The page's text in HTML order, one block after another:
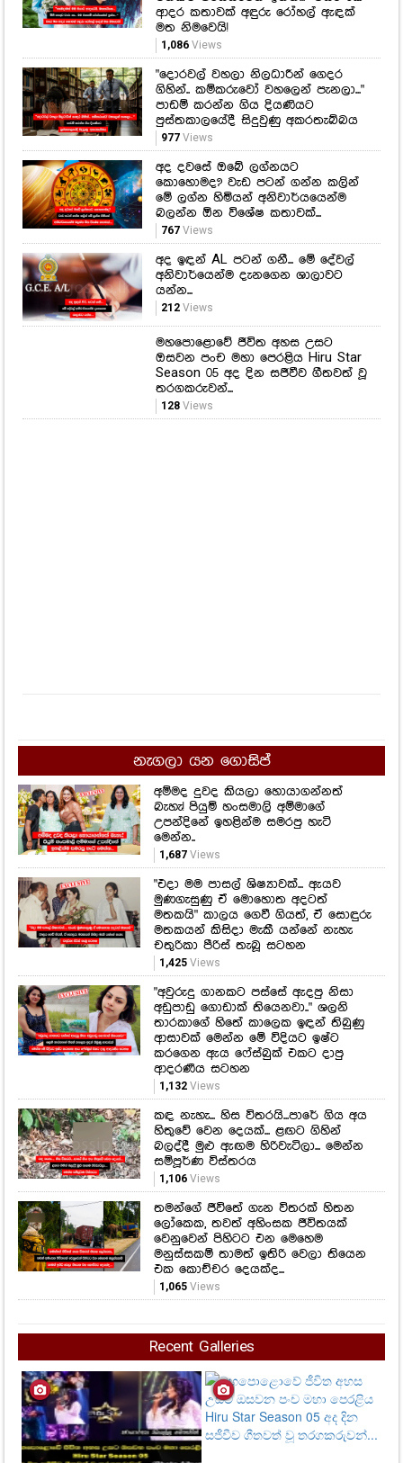
ආදර කතාවක් අඳුරු රෝහල් ඇඳක්
මත නිමවෙයි!
1,086Views
"දොරවල් වහලා නිලධාරීන් ගෙදර
ගිහින්.. කම්කරුවෝ වහලෙන් පැනලා..."
පාඩම් කරන්න ගිය දියණියට
පුස්තකාලයේදී සිදුවුණු අකරතැබ්බය
977Views
අද දවසේ ඔබේ ලග්නයට
කොහොමද? වැඩ පටන් ගන්න කලින්
මේ ලග්න හිමියන් අනිවාර්යයෙන්ම
බලන්න ඕන විශේෂ කතාවක්...
767Views
අද ඉඳන් AL පටන් ගනී... මේ දේවල්
අනිවාර්යෙන්ම දැනගෙන ශාලාවට
යන්න...
212Views
මහපොළොවේ ජීවිත අහස උසට
ඔසවන පංච මහා පෙරළිය Hiru Star
Season 05 අද දින සජීවීව ගීතවත් වූ
තරගකරුවන්...
128Views
නැගලා යන ගොසිප්
අම්මද දුවද කියලා හොයාගන්නත්
බැහැ! පියුමි හංසමාලි අම්මාගේ
උපන්දිනේ ඉහළින්ම සමරපු හැටි
මෙන්න..
1,687Views
"එදා මම පාසල් ශිෂ්‍යාවක්... ඇයව
මුණගැසුණු ඒ මොහොත අදටත්
මතකයි" කාලය ගෙවී ගියත්, ඒ සොඳුරු
මතකයන් කිසිදා මැකී යන්නේ නැහැ
චතුරිකා පීරිස් තැබූ සටහන
1,425Views
"අවුරුදු ගානකට පස්සේ ඇදපු නිසා
අඩුපාඩු ගොඩාක් තියෙනවා.." ශලනි
තාරකාගේ හිතේ කාලෙක ඉඳන් තිබුණු
ආසාවක් මෙන්න මේ විදියට ඉෂ්ට
කරගෙන ඇය ෆේස්බුක් එකට දාපු
ආදරණීය සටහන
1,132Views
කඳ නැහැ... හිස විතරයි...පාරේ ගිය අය
හිතුවේ වෙන දෙයක්... ළඟට ගිහින්
බලද්දී මුළු ඇඟම හිරිවැටිලා... මෙන්න
සම්පූර්ණ විස්තරය
1,106Views
තමන්ගේ ජීවිතේ ගැන විතරක් හිතන
ලෝකෙක, තවත් අහිංසක ජීවිතයක්
වෙනුවෙන් පිහිටට එන මෙහෙම
මනුස්සකම් තාමත් ඉතිරි වෙලා තියෙන
එක කොච්චර දෙයක්ද...
1,065Views
Recent Galleries